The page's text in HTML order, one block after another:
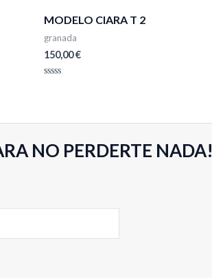
MODELO CIARA T 2
granada
150,00€
NO PERDERTE NADA!